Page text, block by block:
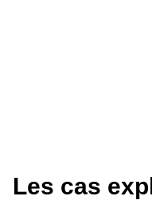
Les cas